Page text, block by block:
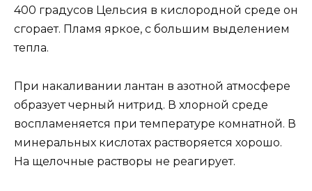
400 градусов Цельсия в кислородной среде он
сгорает. Пламя яркое, с большим выделением
тепла.
При накаливании лантан в азотной атмосфере
образует черный нитрид. В хлорной среде
воспламеняется при температуре комнатной. В
минеральных кислотах растворяется хорошо.
На щелочные растворы не реагирует.